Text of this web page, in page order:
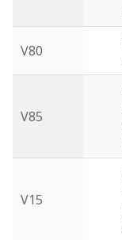
V80
V85
V15